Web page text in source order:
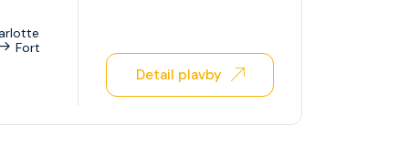
Fort
Detail plavby